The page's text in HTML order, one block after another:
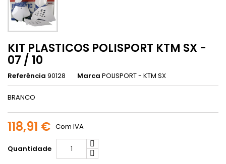
KIT PLASTICOS POLISPORT KTM SX -
07 / 10
Referência 90128 Marca POLISPORT - KTM SX
BRANCO
118,91 € Com IVA
Quantidade